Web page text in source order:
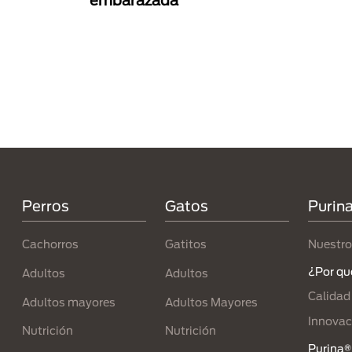
Perros
Cachorros
Adultos
Adultos mayores
Nutrición
Gatos
Gatitos
Adultos
Adultos Mayores
Nutrición
¿Por
Calidad